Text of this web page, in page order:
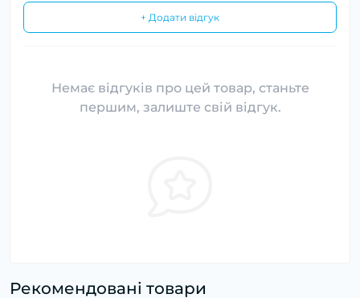
+ Додати відгук
Немає відгуків про цей товар, станьте
першим, залиште свій відгук.
Рекомендовані товари